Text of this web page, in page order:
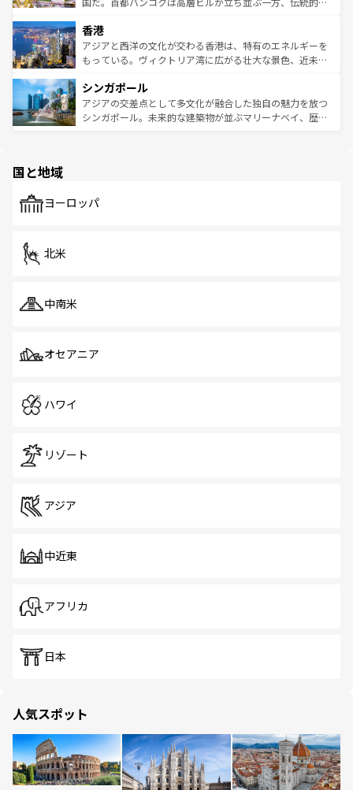
とつ。フォーやバインミー、ベトナムコーヒーなどは、ぜ
ひ現地で味わいたい。どの地域を訪れてもあたたかい人々
が旅行者を迎えてくれるので、きっと忘れられない旅にな
参照してほしい。
の活気が交差している。北部ではチェンマイなどの山岳地
帯で自然と触れ合い、南部ではプーケットやクラビの美し
いビーチでリゾート気分を楽しむことができる。タイ料理
激する。気候は一年中温暖で、どの季節にも異なる楽しみ
が待っている。親しみやすいタイの人々、仏教を中心とし
た文化、そして多様な観光資源が、訪れる旅人を魅了し続
香港
アジアと西洋の文化が交わる香港は、特有のエネルギーを
もっている。ヴィクトリア湾に広がる壮大な景色、近未来
み、どこを訪れても感動するはず。観光スポットが密集し
ており、効率よく見どころを回れるのも魅力。息をのむよ
うな絶景から文化的な体験まで、香港を存分に楽しみ尽く
シンガポール
アジアの交差点として多文化が融合した独自の魅力を放つ
シンガポール。未来的な建築物が並ぶマリーナベイ、歴史
で、ホーカーズは地元の風情を楽しめる外せないスポット
国と地域
ヨーロッパ
北米
中南米
オセアニア
ハワイ
リゾート
アジア
中近東
アフリカ
日本
人気スポット